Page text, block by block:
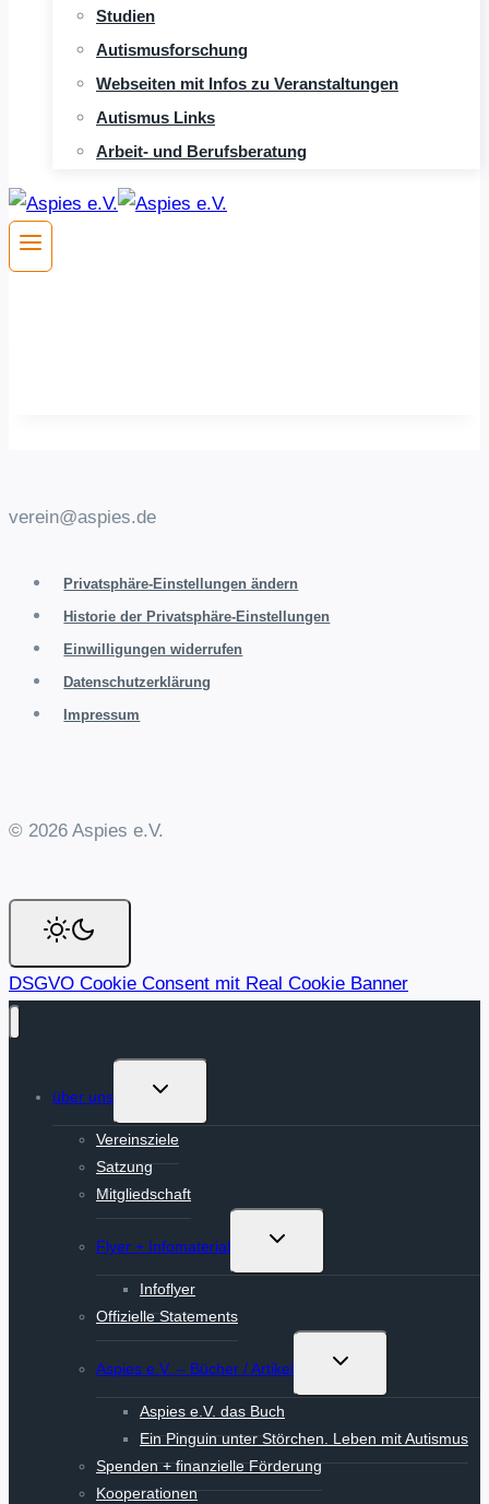
Studien
Autismusforschung
Webseiten mit Infos zu Veranstaltungen
Autismus Links
Arbeit- und Berufsberatung
verein@aspies.de
Privatsphäre-Einstellungen ändern
Historie der Privatsphäre-Einstellungen
Einwilligungen widerrufen
Datenschutzerklärung
Impressum
© 2026 Aspies e.V.
DSGVO Cookie Consent mit Real Cookie Banner
über uns
Untermenü
Vereinsziele
Satzung
Mitgliedschaft
Flyer + Infomaterial
Untermenü
Infoflyer
Offizielle Statements
Aspies e.V. – Bücher / Artikel
Untermenü
Aspies e.V. das Buch
Ein Pinguin unter Störchen. Leben mit Autismus
Spenden + finanzielle Förderung
Kooperationen